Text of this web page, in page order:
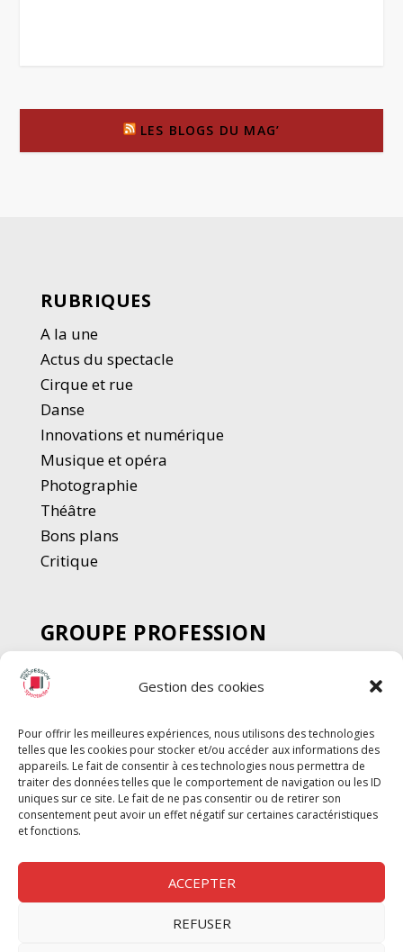
Gestion des cookies
Pour offrir les meilleures expériences, nous utilisons des technologies
telles que les cookies pour stocker et/ou accéder aux informations des
appareils. Le fait de consentir à ces technologies nous permettra de
traiter des données telles que le comportement de navigation ou les ID
uniques sur ce site. Le fait de ne pas consentir ou de retirer son
consentement peut avoir un effet négatif sur certaines caractéristiques
et fonctions.
ACCEPTER
REFUSER
LES BLOGS DU MAG’
RUBRIQUES
A la une
Actus du spectacle
Cirque et rue
Danse
Innovations et numérique
Musique et opéra
Photographie
Théâtre
Bons plans
Critique
GROUPE PROFESSION
SPECTACLE
Chèque Intermittents
Chèque Compta
Chèque Emploi Spectacle
G-Pods
Profession Audio-visuel